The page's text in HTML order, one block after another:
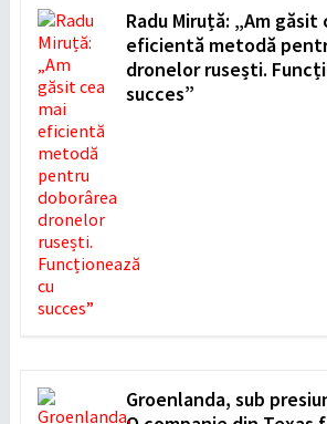
Radu Miruță: „Am găsit
eficientă metodă
dronelor rusești.
succes”
Groenlanda, sub